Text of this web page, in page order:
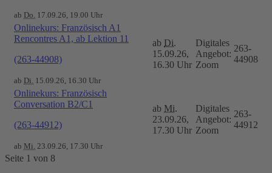
ab Do. 17.09.26, 19.00 Uhr
Onlinekurs: Französisch A1
Rencontres A1, ab Lektion 11
(263-44908)
ab Di. 15.09.26, 16.30 Uhr
ab Di.
15.09.26,
16.30 Uhr
Digitales
Angebot:
Zoom
263-
44908
Onlinekurs: Französisch
Conversation B2/C1
(263-44912)
ab Mi. 23.09.26, 17.30 Uhr
ab Mi.
23.09.26,
17.30 Uhr
Digitales
Angebot:
Zoom
263-
44912
Seite 1 von 8